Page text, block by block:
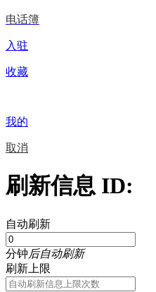
电话簿
入驻
收藏
我的
取消
刷新信息 ID:
自动刷新
分钟后自动刷新
刷新上限